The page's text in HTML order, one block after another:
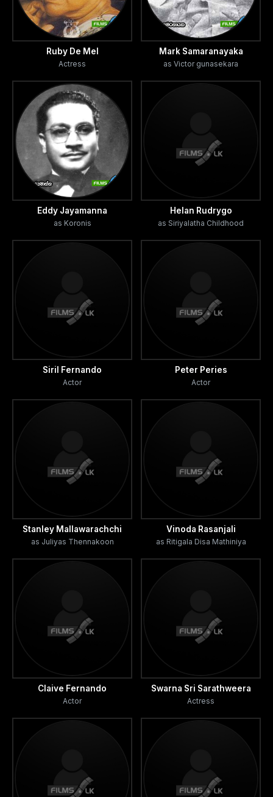
ඇතිවීමයි. ඉන් ටිකිරා මරුමුවට පත්වුනු අතර ලලිතා
ඔවුන්ගෙන් මිදී තම පෙම්වත් පැරකුම් සොයමින්
නිරාහාරව ඉබාගාතේ ඇවිදියි. එසේ යන ඇය,
කඳුගැටයකට නැගී අවට විමසුම් ඇසින් බලද්දී
උමතුවෙන් ගමන් කරන පැරකුම් දැකගත හැකිවිය.
ඇය කලබලයට පත්ව පැරකුම් වෙත යාමට තැත්
කරත්ම පය පැකිළී කඳුගැටයෙන් පහළ පාතාලයට
ඇදවැටින. එය දුටු පැරකුම් තම පෙම්වතිය බේරාගනුවස්
පාතාලයට පැන්නේය. එම පාතාලය තුලදී ඔවුනොවුන්
එකිනෙකා වැළඳගෙන ප්‍රේමයේ අමරනීයත්වය පසක්
කරවමින් දෙදෙනාම ජීවිතක්ෂයට පත්වූහ.
Ruby De Mel
Actress
Mark Samaranayaka
as Victor gunasekara
Eddy Jayamanna
as Koronis
Helan Rudrygo
as Siriyalatha Childhood
Siril Fernando
Actor
Peter Peries
Actor
Stanley Mallawarachchi
as Juliyas Thennakoon
Vinoda Rasanjali
as Ritigala Disa Mathiniya
Claive Fernando
Actor
Swarna Sri Sarathweera
Actress